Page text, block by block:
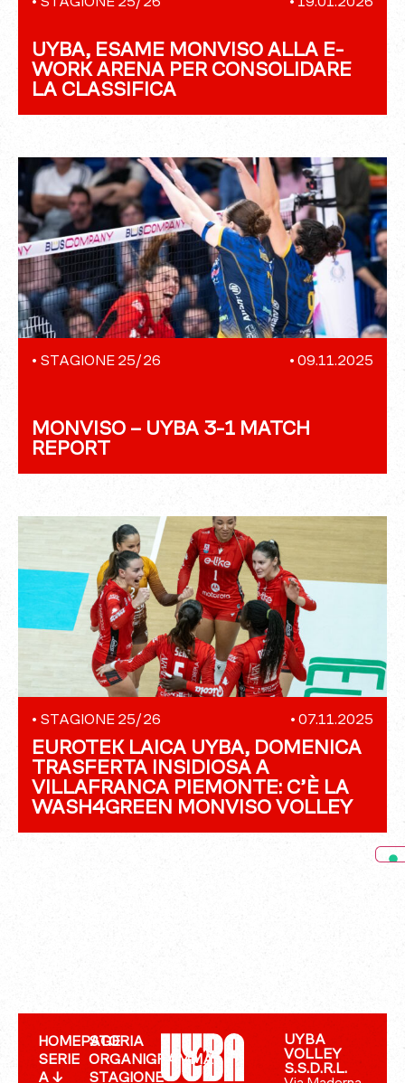
UYBA, ESAME MONVISO ALLA E-
WORK ARENA PER CONSOLIDARE
LA CLASSIFICA
• STAGIONE 25/26 • 09.11.2025
MONVISO – UYBA 3-1 MATCH
REPORT
• STAGIONE 25/26 • 07.11.2025
EUROTEK LAICA UYBA, DOMENICA
TRASFERTA INSIDIOSA A
VILLAFRANCA PIEMONTE: C’È LA
WASH4GREEN MONVISO VOLLEY
HOMEPAGE
SERIE
A ↓
STORIA
ORGANIGRAMMA
STAGIONE
UYBA
VOLLEY
S.S.D.R.L.